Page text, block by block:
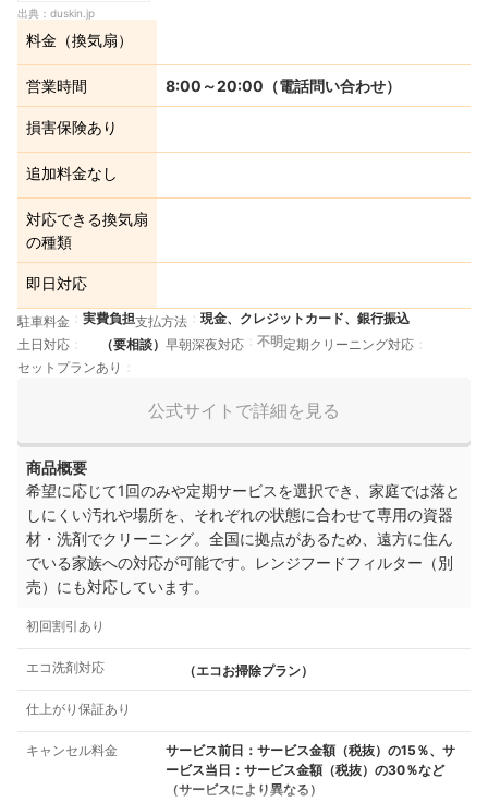
出典： duskin.jp
料金（換気扇）
営業時間 8:00～20:00（電話問い合わせ）
損害保険あり
追加料金なし
対応できる換気扇
の種類
即日対応
駐車料金 実費負担支払方法
現金、クレジットカード、銀行振込
土日対応
（要相談） 早朝深夜対応 不明 定期クリーニング対応
セットプランあり
公式サイトで詳細を見る
商品概要
希望に応じて1回のみや定期サービスを選択でき、家庭では落と
しにくい汚れや場所を、それぞれの状態に合わせて専用の資器
材・洗剤でクリーニング。全国に拠点があるため、遠方に住ん
でいる家族への対応が可能です。レンジフードフィルター（別
売）にも対応しています。
初回割引あり
エコ洗剤対応 （エコお掃除プラン）
仕上がり保証あり
キャンセル料金
サービス前日：サービス金額（税抜）の15％、サ
ービス当日：サービス金額（税抜）の30％など
（サービスにより異なる）